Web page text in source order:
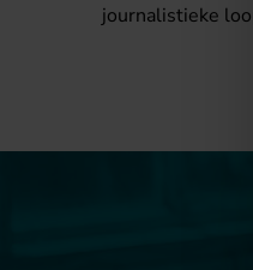
journalistieke